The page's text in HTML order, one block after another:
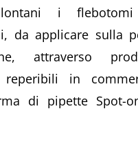
i
da applicare sulla
attraverso
reperibili in
di pipette Spot-